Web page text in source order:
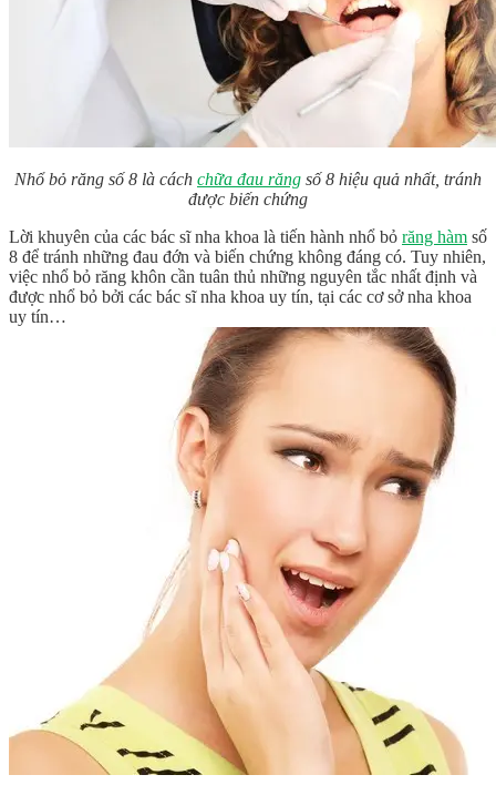
Nhổ bỏ răng số 8 là cách chữa đau răng số 8 hiệu quả nhất, tránh
được biến chứng
Lời khuyên của các bác sĩ nha khoa là tiến hành nhổ bỏ răng hàm số
8 để tránh những đau đớn và biến chứng không đáng có. Tuy nhiên,
việc nhổ bỏ răng khôn cần tuân thủ những nguyên tắc nhất định và
được nhổ bỏ bởi các bác sĩ nha khoa uy tín, tại các cơ sở nha khoa
uy tín…